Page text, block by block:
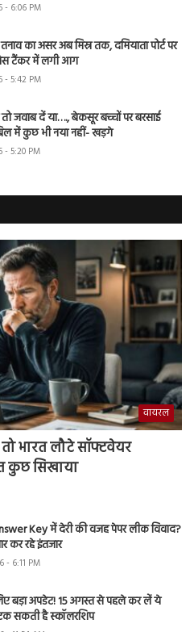
- 6:06 PM
का असर अब मिस्र तक, दमियाता पोर्ट पर
टैंकर में लगी आग
- 5:42 PM
जवाब दें या…., बेकसूर बच्चों पर बरसाई
में कुछ भी नया नहीं- खड़गे
- 5:20 PM
वायरल
भारत लौटे सॉफ्टवेयर
कुछ सिखाया
Key में देरी की वजह पेपर लीक विवाद?
कर रहे इंतजार
- 6:11 PM
बड़ा अपडेट! 15 अगस्त से पहले कर लें ये
सकती है स्कॉलरशिप